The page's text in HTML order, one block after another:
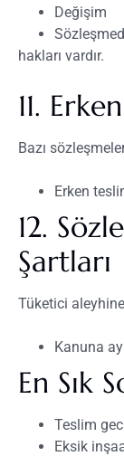
Değişim
hakları vardır.
11.
Bazı
Erken
12.
Şartları
Tüketici
Kanuna
En Sık
Teslim
Eksik